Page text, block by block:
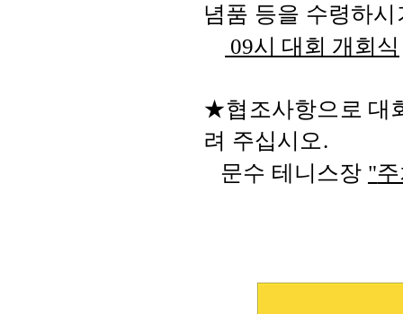
념품 등을 수령하
09시 대회 개회식
★협조사항으로 대
려 주십시오 .
문수 테니스장 "